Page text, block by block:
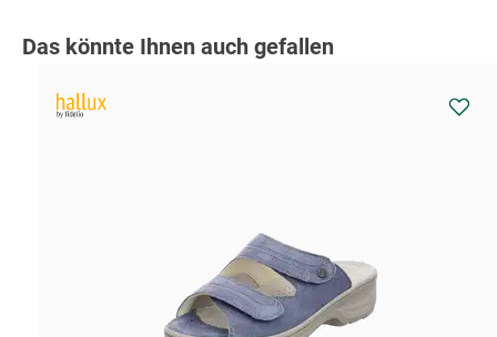
Produktgalerie überspringen
Das könnte Ihnen auch gefallen